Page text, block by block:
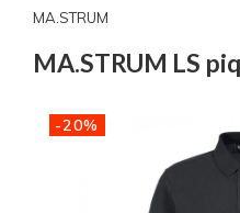
MA.STRUM
MA.STRUM LS
-20%